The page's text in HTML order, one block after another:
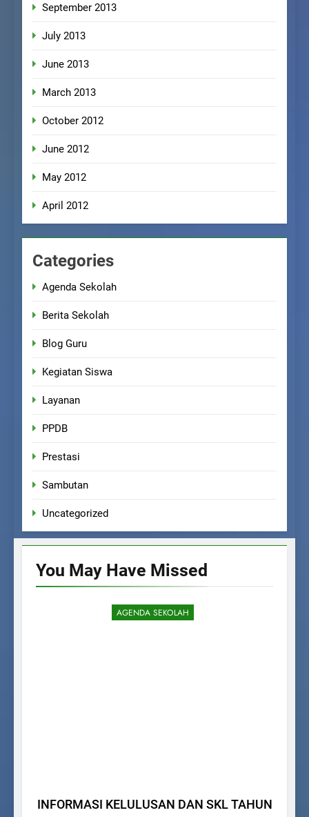
September 2013
July 2013
June 2013
March 2013
October 2012
June 2012
May 2012
April 2012
Categories
Agenda Sekolah
Berita Sekolah
Blog Guru
Kegiatan Siswa
Layanan
PPDB
Prestasi
Sambutan
Uncategorized
You May Have Missed
AGENDA SEKOLAH
INFORMASI KELULUSAN DAN SKL TAHUN